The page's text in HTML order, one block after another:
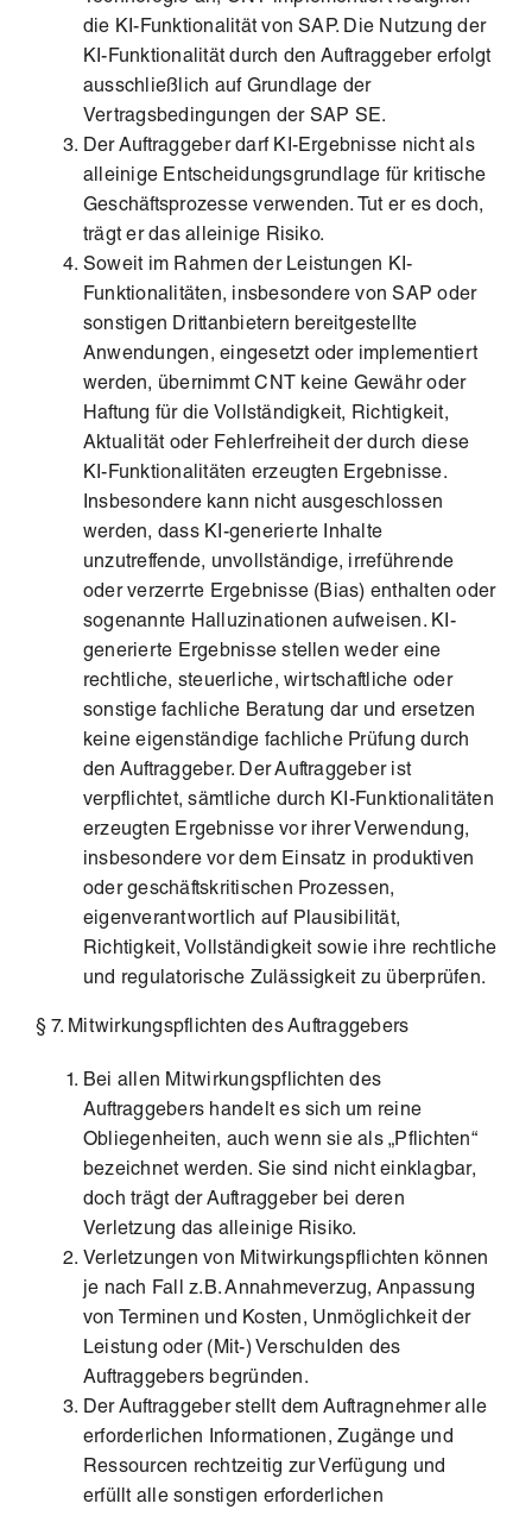
die KI-Funktionalität von SAP. Die Nutzung der
KI-Funktionalität durch den Auftraggeber erfolgt
ausschließlich auf Grundlage der
Vertragsbedingungen der SAP SE.
Der Auftraggeber darf KI-Ergebnisse nicht als
alleinige Entscheidungsgrundlage für kritische
Geschäftsprozesse verwenden. Tut er es doch,
trägt er das alleinige Risiko.
Soweit im Rahmen der Leistungen KI-
Funktionalitäten, insbesondere von SAP oder
sonstigen Drittanbietern bereitgestellte
Anwendungen, eingesetzt oder implementiert
werden, übernimmt CNT keine Gewähr oder
Haftung für die Vollständigkeit, Richtigkeit,
Aktualität oder Fehlerfreiheit der durch diese
KI-Funktionalitäten erzeugten Ergebnisse.
Insbesondere kann nicht ausgeschlossen
werden, dass KI-generierte Inhalte
unzutreffende, unvollständige, irreführende
oder verzerrte Ergebnisse (Bias) enthalten oder
sogenannte Halluzinationen aufweisen. KI-
generierte Ergebnisse stellen weder eine
rechtliche, steuerliche, wirtschaftliche oder
sonstige fachliche Beratung dar und ersetzen
keine eigenständige fachliche Prüfung durch
den Auftraggeber. Der Auftraggeber ist
verpflichtet, sämtliche durch KI-Funktionalitäten
erzeugten Ergebnisse vor ihrer Verwendung,
insbesondere vor dem Einsatz in produktiven
oder geschäftskritischen Prozessen,
eigenverantwortlich auf Plausibilität,
Richtigkeit, Vollständigkeit sowie ihre rechtliche
und regulatorische Zulässigkeit zu überprüfen.
§ 7. Mitwirkungspflichten des Auftraggebers
Bei allen Mitwirkungspflichten des
Auftraggebers handelt es sich um reine
Obliegenheiten, auch wenn sie als „Pflichten“
bezeichnet werden. Sie sind nicht einklagbar,
doch trägt der Auftraggeber bei deren
Verletzung das alleinige Risiko.
Verletzungen von Mitwirkungspflichten können
je nach Fall z.B. Annahmeverzug, Anpassung
von Terminen und Kosten, Unmöglichkeit der
Leistung oder (Mit-) Verschulden des
Auftraggebers begründen.
Der Auftraggeber stellt dem Auftragnehmer alle
erforderlichen Informationen, Zugänge und
Ressourcen rechtzeitig zur Verfügung und
erfüllt alle sonstigen erforderlichen